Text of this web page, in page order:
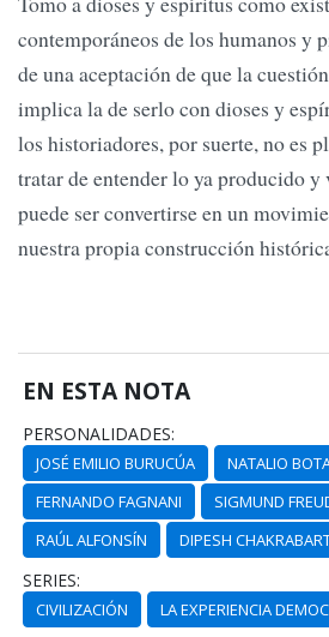
contemporáneos de los humanos y
de una aceptación de que la
implica la de serlo con dioses y
los historiadores, por suerte, no es
tratar de entender lo ya producido y
puede ser convertirse en un
nuestra propia construcción
EN ESTA NOTA
PERSONALIDADES:
JOSÉ EMILIO BURUCÚA
NATALIO
FERNANDO FAGNANI
SIGMUND
RAÚL ALFONSÍN
DIPESH
SERIES:
CIVILIZACIÓN LA EXPERIENCIA